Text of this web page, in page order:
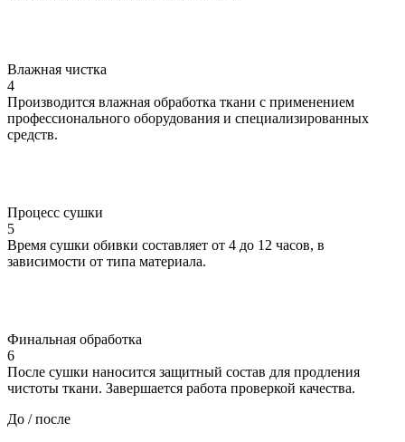
Влажная чистка
4
Производится влажная обработка ткани с применением
профессионального оборудования и специализированных
средств.
Процесс сушки
5
Время сушки обивки составляет от 4 до 12 часов, в
зависимости от типа материала.
Финальная обработка
6
После сушки наносится защитный состав для продления
чистоты ткани. Завершается работа проверкой качества.
До / после